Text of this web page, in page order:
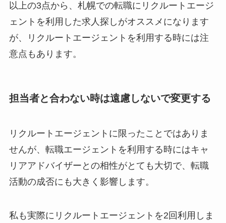
以上の3点から、札幌での転職にリクルートエージ
ェントを利用した求人探しがオススメになります
が、リクルートエージェントを利用する時には注
意点もあります。
担当者と合わない時は遠慮しないで変更する
リクルートエージェントに限ったことではありま
せんが、転職エージェントを利用する時にはキャ
リアアドバイザーとの相性がとても大切で、 転職
活動の成否にも大きく影響します。
私も実際にリクルートエージェントを2回利用しま